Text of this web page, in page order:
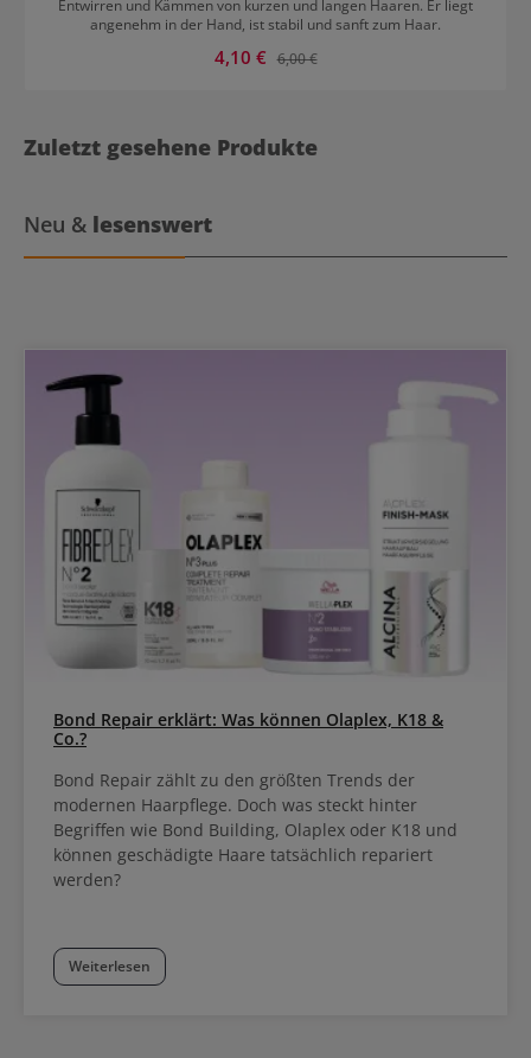
Entwirren und Kämmen von kurzen und langen Haaren. Er liegt
angenehm in der Hand, ist stabil und sanft zum Haar.
Verkaufspreis:
4,10 € Regulärer Preis:
6,00 €
Zuletzt gesehene Produkte
Neu & lesenswert
Bond Repair erklärt: Was können Olaplex, K18 &
Co.?
Bond Repair zählt zu den größten Trends der
modernen Haarpflege. Doch was steckt hinter
Begriffen wie Bond Building, Olaplex oder K18 und
können geschädigte Haare tatsächlich repariert
werden?
Weiterlesen